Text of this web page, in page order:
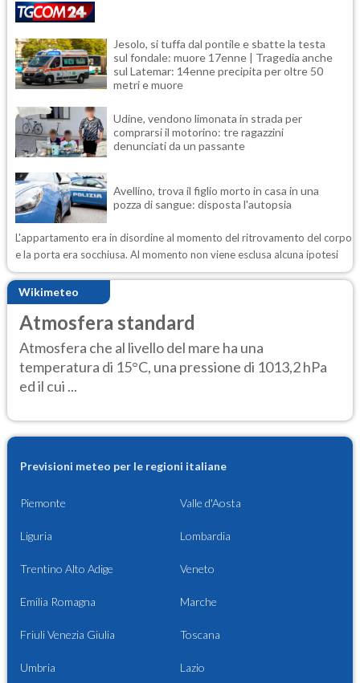
Jesolo, si tuffa dal pontile e sbatte la testa
sul fondale: muore 17enne | Tragedia anche
sul Latemar: 14enne precipita per oltre 50
metri e muore
Udine, vendono limonata in strada per
comprarsi il motorino: tre ragazzini
denunciati da un passante
Avellino, trova il figlio morto in casa in una
pozza di sangue: disposta l'autopsia
L'appartamento era in disordine al momento del ritrovamento del corpo
e la porta era socchiusa. Al momento non viene esclusa alcuna ipotesi
Wikimeteo
Atmosfera standard
Atmosfera che al livello del mare ha una
temperatura di 15°C, una pressione di 1013,2 hPa
ed il cui ...
Previsioni meteo per le regioni italiane
Piemonte Valle d'Aosta
Liguria Lombardia
Trentino Alto Adige Veneto
Emilia Romagna Marche
Friuli Venezia Giulia Toscana
Umbria Lazio